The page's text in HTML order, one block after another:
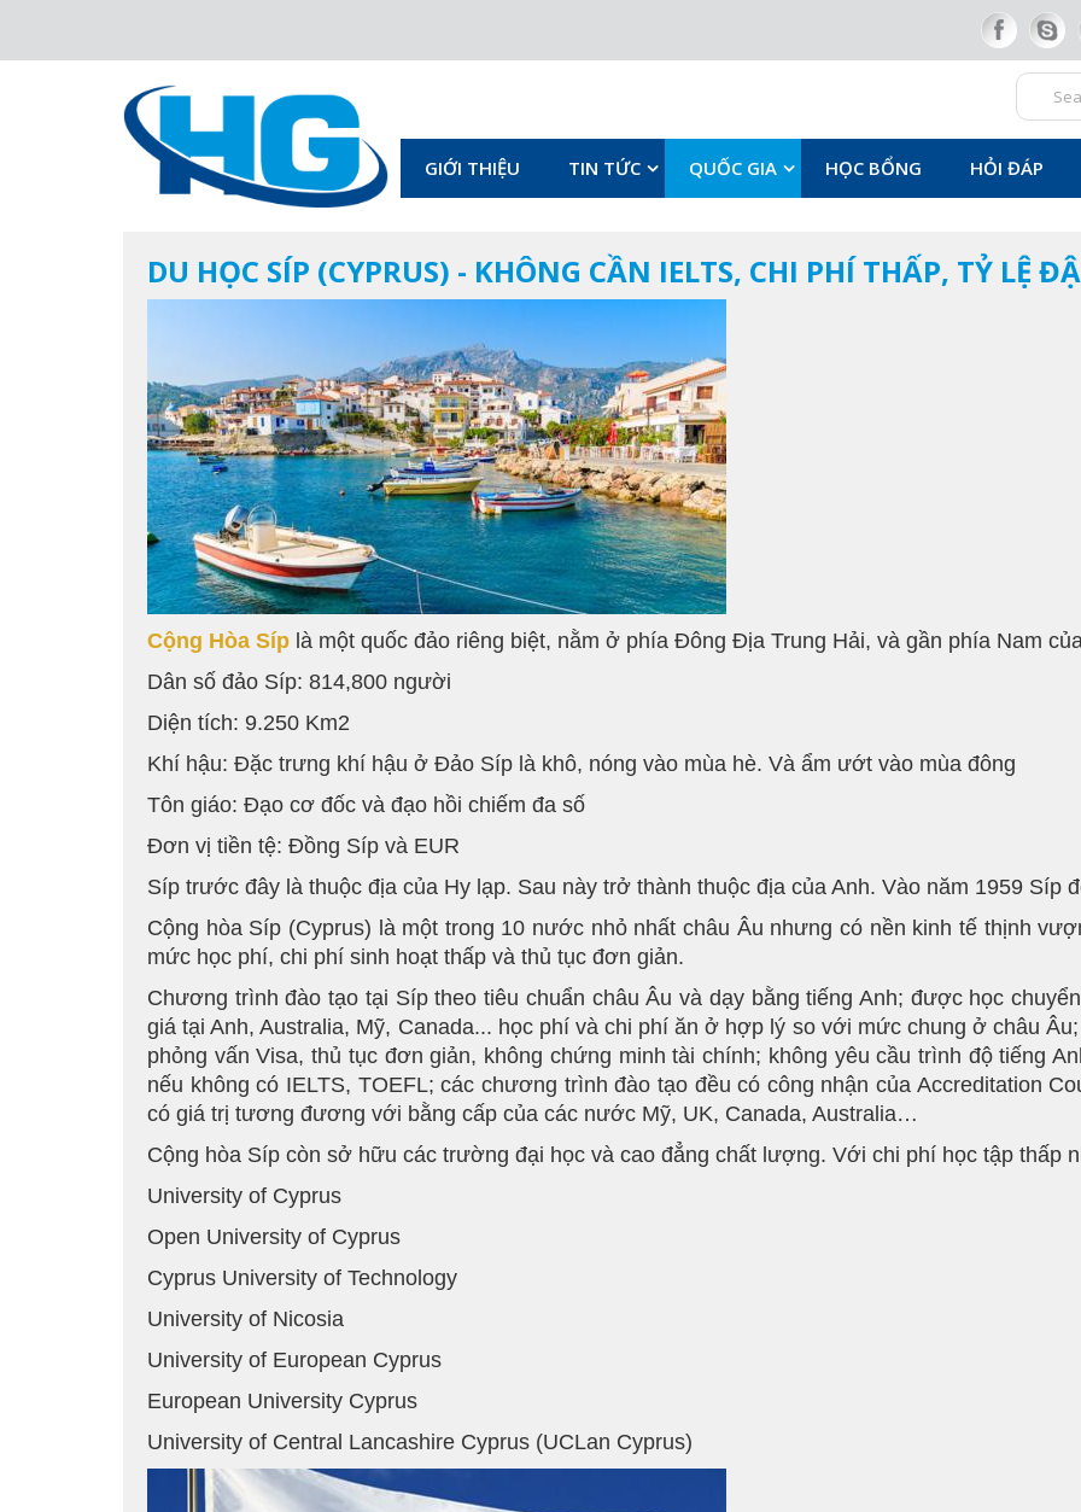
GIỚI THIỆU TIN TỨC QUỐC GIA HỌC BỔNG HỎI ĐÁP
DU HỌC SÍP (CYPRUS) - KHÔNG CẦN IELTS, CHI PHÍ THẤP, TỶ LỆ
Cộng Hòa Síp là một quốc đảo riêng biệt, nằm ở phía Đông Địa Trung Hải, và gần phía Nam
Dân số đảo Síp: 814,800 người
Diện tích: 9.250 Km2
Khí hậu: Đặc trưng khí hậu ở Đảo Síp là khô, nóng vào mùa hè. Và ẩm ướt vào mùa đông
Tôn giáo: Đạo cơ đốc và đạo hồi chiếm đa số
Đơn vị tiền tệ: Đồng Síp và EUR
Síp trước đây là thuộc địa của Hy lạp. Sau này trở thành thuộc địa của Anh. Vào năm 1959 Síp
Cộng hòa Síp (Cyprus) là một trong 10 nước nhỏ nhất châu Âu nhưng có nền kinh tế thịnh
mức học phí, chi phí sinh hoạt thấp và thủ tục đơn giản.
Chương trình đào tạo tại Síp theo tiêu chuẩn châu Âu và dạy bằng tiếng Anh; được học
giá tại Anh, Australia, Mỹ, Canada... học phí và chi phí ăn ở hợp lý so với mức chung ở châu
phỏng vấn Visa, thủ tục đơn giản, không chứng minh tài chính; không yêu cầu trình độ tiếng
nếu không có IELTS, TOEFL; các chương trình đào tạo đều có công nhận của Accreditation
có giá trị tương đương với bằng cấp của các nước Mỹ, UK, Canada, Australia…
Cộng hòa Síp còn sở hữu các trường đại học và cao đẳng chất lượng. Với chi phí học tập thấp
University of Cyprus
Open University of Cyprus
Cyprus University of Technology
University of Nicosia
University of European Cyprus
European University Cyprus
University of Central Lancashire Cyprus (UCLan Cyprus)